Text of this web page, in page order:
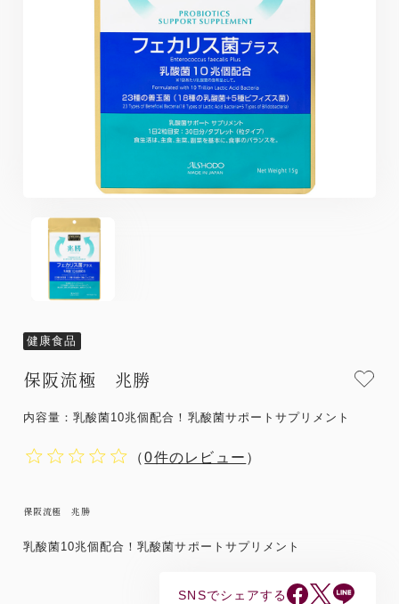
健康食品
保阪流極 兆勝
内容量：乳酸菌10兆個配合！乳酸菌サポートサプリメント
（0件のレビュー ）
保阪流極 兆勝
乳酸菌10兆個配合！乳酸菌サポートサプリメント
SNSでシェアする